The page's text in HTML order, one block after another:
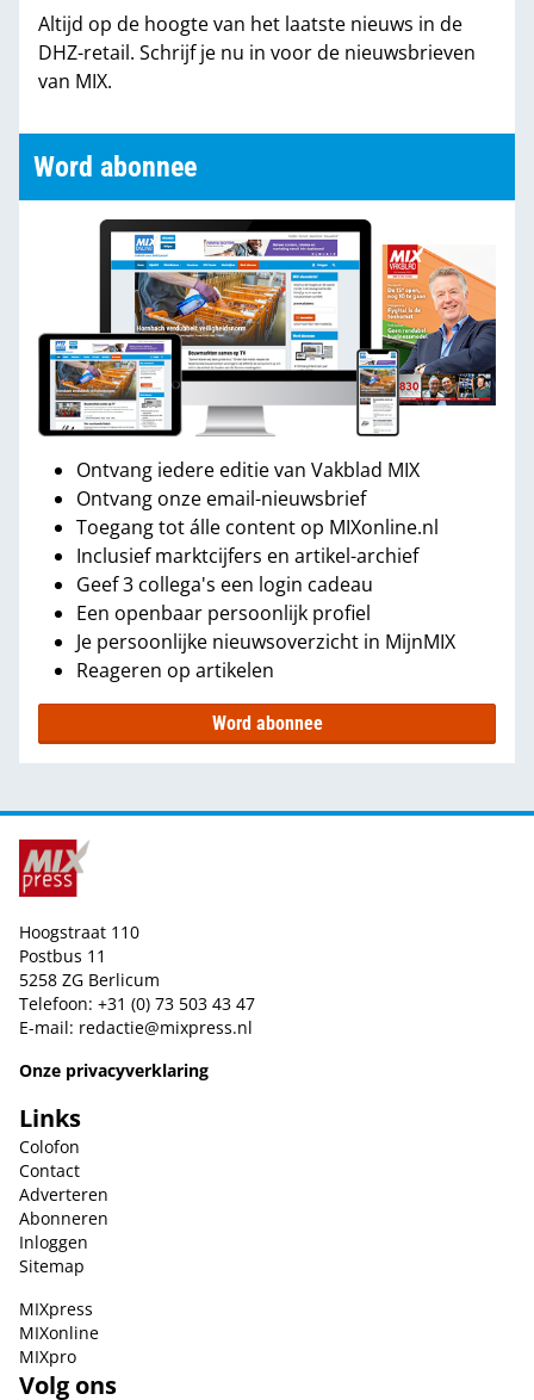
Altijd op de hoogte van het laatste nieuws in de
DHZ-retail. Schrijf je nu in voor de nieuwsbrieven
van MIX.
Word abonnee
Ontvang iedere editie van Vakblad MIX
Ontvang onze email-nieuwsbrief
Toegang tot álle content op MIXonline.nl
Inclusief marktcijfers en artikel-archief
Geef 3 collega's een login cadeau
Een openbaar persoonlijk profiel
Je persoonlijke nieuwsoverzicht in MijnMIX
Reageren op artikelen
Word abonnee
Hoogstraat 110
Postbus 11
5258 ZG Berlicum
Telefoon: +31 (0) 73 503 43 47
E-mail: redactie@mixpress.nl
Onze privacyverklaring
Links
Colofon
Contact
Adverteren
Abonneren
Inloggen
Sitemap
MIXpress
MIXonline
MIXpro
Volg ons